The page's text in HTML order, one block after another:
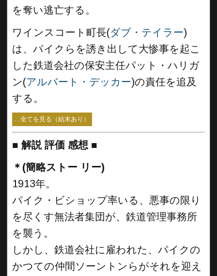
を奪い逃亡する。
ワインスコート町長(ダブ・テイラー)
は、パイクらを誘き出して大惨事を起こ
した鉄道会社の保安主任パット・ハリガ
ン(アルバート・デッカー)の責任を追及
する。
...全てを見る（結末あり）
■ 解説 評価 感想 ■
＊(簡略ストー リー)
1913年。
パイク・ビショップ率いる、悪事の限り
を尽くす無法者集団が、鉄道管理事務所
を襲う。
しかし、鉄道会社に雇われた、パイクの
かつての仲間ソーントンらがそれを迎え